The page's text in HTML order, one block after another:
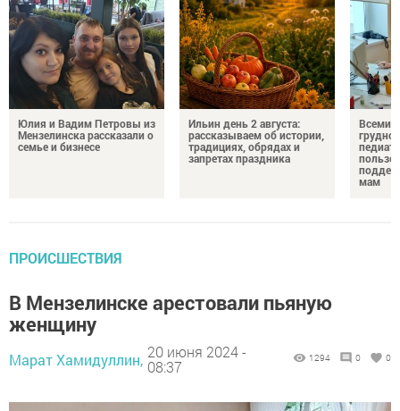
Юлия и Вадим Петровы из
Мензелинска рассказали о
семье и бизнесе
Ильин день 2 августа:
рассказываем об истории,
традициях, обрядах и
запретах праздника
пользе
мам
ПРОИСШЕСТВИЯ
В Мензелинске арестовали пьяную
женщину
Марат Хамидуллин, 20 июня 2024 -
08:37
1294 0 0